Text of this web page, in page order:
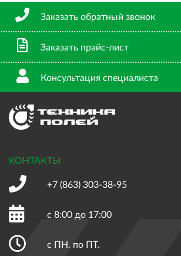
Заказать обратный звонок
Заказать прайс-лист
Консультация специалиста
КОНТАКТЫ
+7 (863) 303-38-95
с 8:00 до 17:00
с ПН. по ПТ.